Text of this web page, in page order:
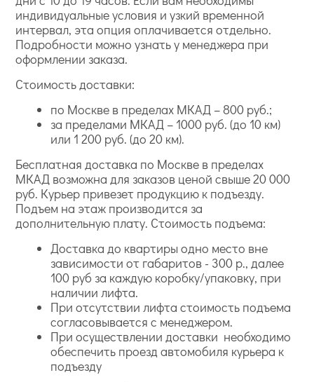
индивидуальные условия и узкий временной
интервал, эта опция оплачивается отдельно.
Подробности можно узнать у менеджера при
оформлении заказа.
Стоимость доставки:
по Москве в пределах МКАД – 800 руб.;
за пределами МКАД – 1000 руб. (до 10 км)
или 1 200 руб. (до 20 км).
Бесплатная доставка по Москве в пределах
МКАД возможна для заказов ценой свыше 20 000
руб. Курьер привезет продукцию к подъезду.
Подъем на этаж производится за
дополнительную плату. Стоимость подъема:
Доставка до квартиры одно место вне
зависимости от габаритов - 300 р., далее
100 руб за каждую коробку/упаковку, при
наличии лифта.
При отсутствии лифта стоимость подъема
согласовывается с менеджером.
При осуществлении доставки необходимо
обеспечить проезд автомобиля курьера к
подъезду